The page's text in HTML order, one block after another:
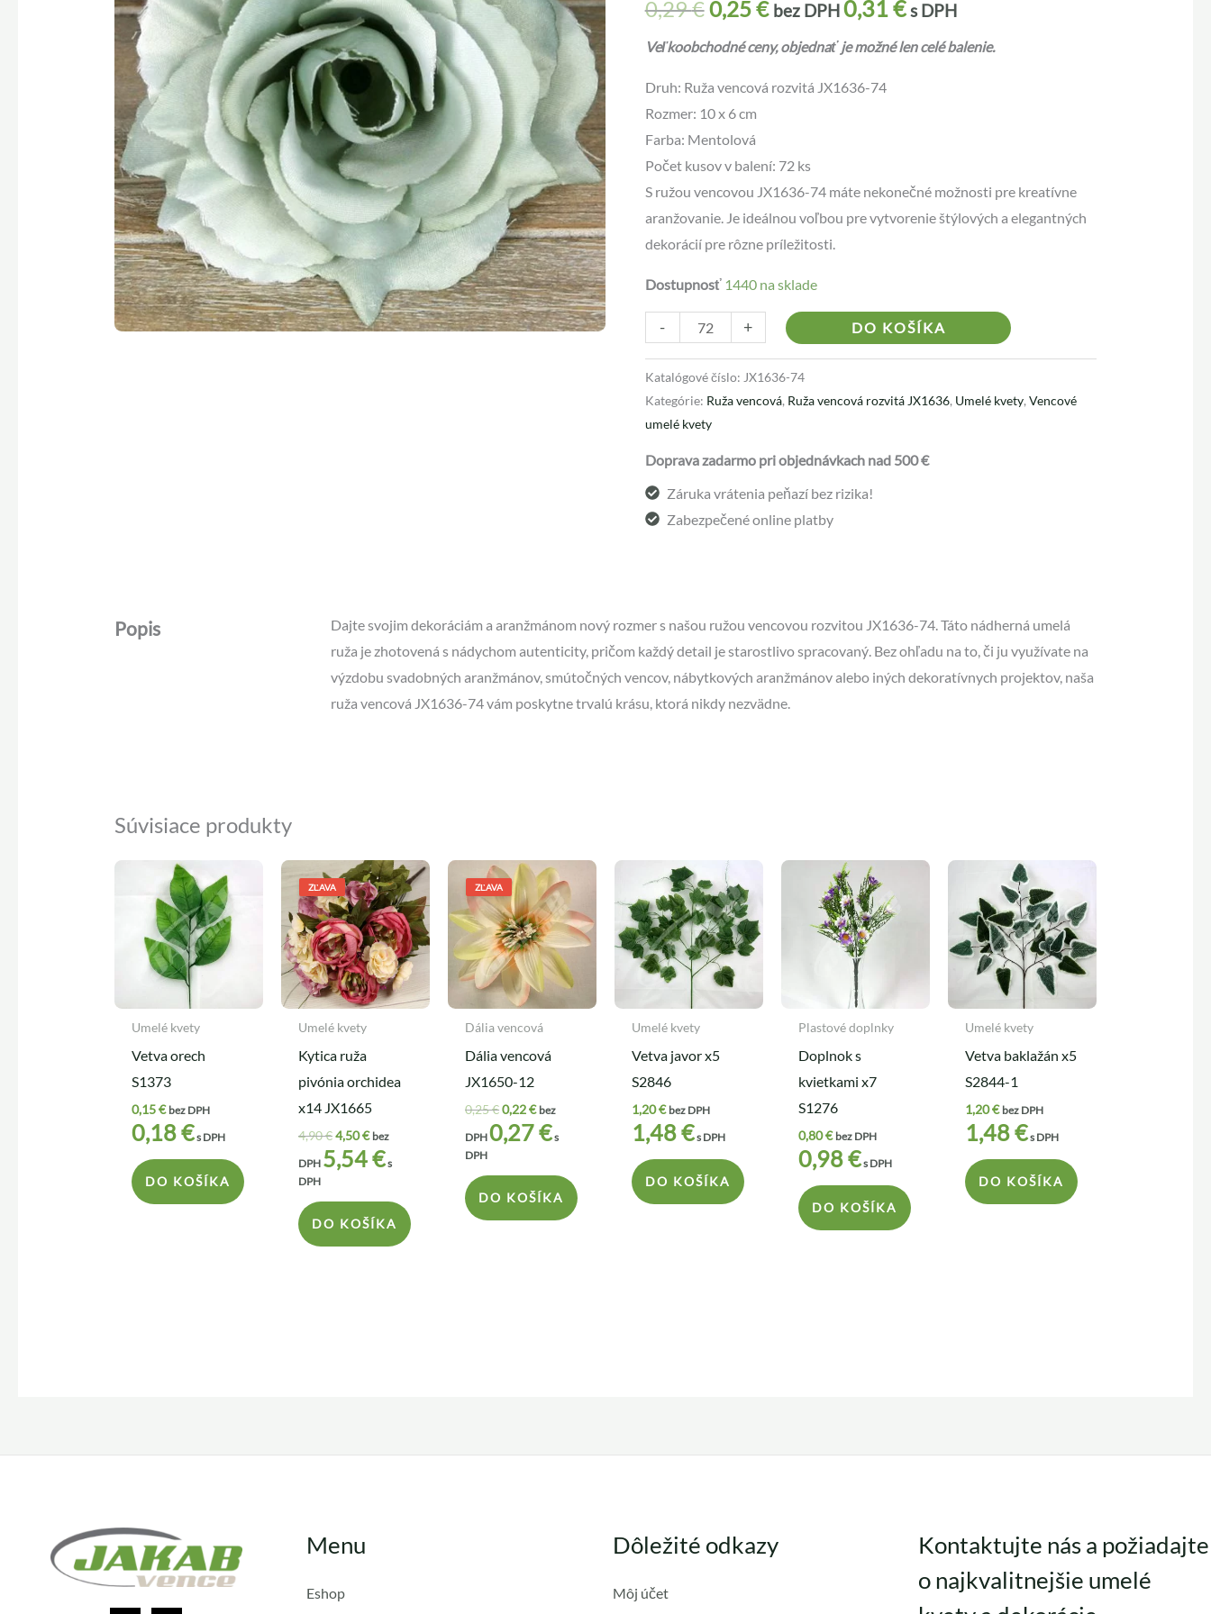
0,29€0,25€ bez DPH0,31€s DPH
Veľkoobchodné ceny, objednať je možné len celé balenie.
Druh: Ruža vencová rozvitá JX1636-74
Rozmer: 10 x 6 cm
Farba: Mentolová
Počet kusov v balení: 72 ks
S ružou vencovou JX1636-74 máte nekonečné možnosti pre kreatívne
aranžovanie. Je ideálnou voľbou pre vytvorenie štýlových a elegantných
dekorácií pre rôzne príležitosti.
Dostupnosť 1440 na sklade
- + DO KOŠÍKA
Katalógové číslo: JX1636-74
Kategórie: Ruža vencová, Ruža vencová rozvitá JX1636, Umelé kvety,Vencové
umelé kvety
Doprava zadarmo pri objednávkach nad 500 €
Záruka vrátenia peňazí bez rizika!
Zabezpečené online platby
Popis
Dajte svojim dekoráciám a aranžmánom nový rozmer s našou ružou vencovou rozvitou JX1636-74. Táto nádherná umelá
ruža je zhotovená s nádychom autenticity, pričom každý detail je starostlivo spracovaný. Bez ohľadu na to, či ju využívate na
výzdobu svadobných aranžmánov, smútočných vencov, nábytkových aranžmánov alebo iných dekoratívnych projektov, naša
ruža vencová JX1636-74 vám poskytne trvalú krásu, ktorá nikdy nezvädne.
Súvisiace produkty
Umelé kvety
Vetva orech
S1373
0,15€ bez DPH
0,18€s DPH
DO KOŠÍKA
ZĽAVA
Umelé kvety
Kytica ruža
pivónia orchidea
x14 JX1665
4,90€
Pôvodná
cena
bola:
4,90 €.
4,50€
Aktuálna
cena
je:
4,50 €.
bez
DPH 5,54€s
DPH
DO KOŠÍKA
ZĽAVA
Dália vencová
Dália vencová
JX1650-12
0,25€
Pôvodná
cena
bola:
0,25 €.
0,22€
Aktuálna
cena
je:
0,22 €.
bez
DPH0,27€s
DPH
DO KOŠÍKA
Umelé kvety
Vetva javor x5
S2846
1,20€ bez DPH
1,48€s DPH
DO KOŠÍKA
Plastové doplnky
Doplnok s
kvietkami x7
S1276
0,80€ bez DPH
0,98€s DPH
DO KOŠÍKA
Umelé kvety
Vetva baklažán x5
S2844-1
1,20€ bez DPH
1,48€s DPH
DO KOŠÍKA
Menu
Eshop
Dôležité odkazy
Môj účet
Kontaktujte nás a požiadajte
o najkvalitnejšie umelé